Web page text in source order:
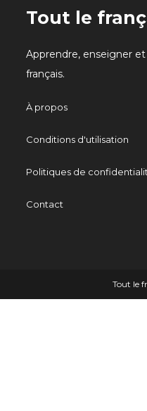
Tout le
Apprendre, enseigner et
français.
À propos
Conditions d'utilisation
Politiques de
Contact
Tout le